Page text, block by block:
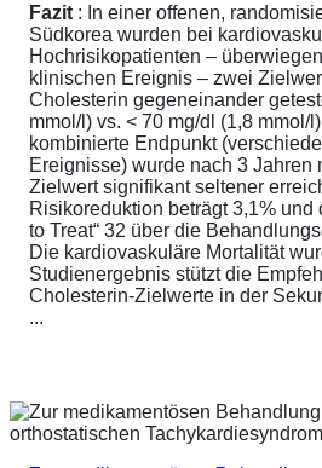
Fazit : In einer offenen,
Südkorea wurden bei
Hochrisikopatienten –
klinischen Ereignis – zwei
Cholesterin gegeneinander
mmol/l) vs. < 70 mg/dl (1,8 mmol/
kombinierte Endpunkt
Ereignisse) wurde nach 3 Jahren
Zielwert signifikant seltener
Risikoreduktion beträgt 3,1% und
to Treat“ 32 über die
Die kardiovaskuläre Mortalität
Studienergebnis stützt die
Cholesterin-Zielwerte in der
...